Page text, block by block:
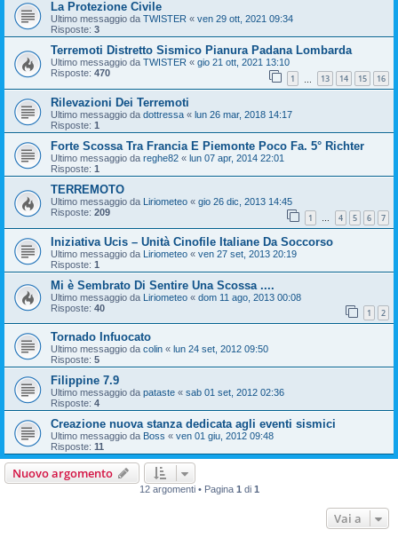
La Protezione Civile
Ultimo messaggio da TWISTER « ven 29 ott, 2021 09:34
Risposte: 3
Terremoti Distretto Sismico Pianura Padana Lombarda
Ultimo messaggio da TWISTER « gio 21 ott, 2021 13:10
Risposte: 470 1 13 14 15 16
Rilevazioni Dei Terremoti
Ultimo messaggio da dottressa « lun 26 mar, 2018 14:17
Risposte: 1
Forte Scossa Tra Francia E Piemonte Poco Fa. 5° Richter
Ultimo messaggio da reghe82 « lun 07 apr, 2014 22:01
Risposte: 1
TERREMOTO
Ultimo messaggio da Liriometeo « gio 26 dic, 2013 14:45
Risposte: 209 1 … 4 5 6 7
Iniziativa Ucis – Unità Cinofile Italiane Da Soccorso
Ultimo messaggio da Liriometeo « ven 27 set, 2013 20:19
Risposte: 1
Mi è Sembrato Di Sentire Una Scossa ....
Ultimo messaggio da Liriometeo « dom 11 ago, 2013 00:08
Risposte: 40 1 2
Tornado Infuocato
Ultimo messaggio da colin « lun 24 set, 2012 09:50
Risposte: 5
Filippine 7.9
Ultimo messaggio da pataste « sab 01 set, 2012 02:36
Risposte: 4
Creazione nuova stanza dedicata agli eventi sismici
Ultimo messaggio da Boss « ven 01 giu, 2012 09:48
Risposte: 11
Nuovo argomento
12 argomenti • Pagina 1 di 1
Vai a